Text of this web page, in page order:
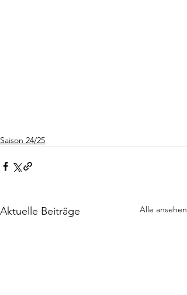
Saison 24/25
Aktuelle Beiträge Alle ansehen